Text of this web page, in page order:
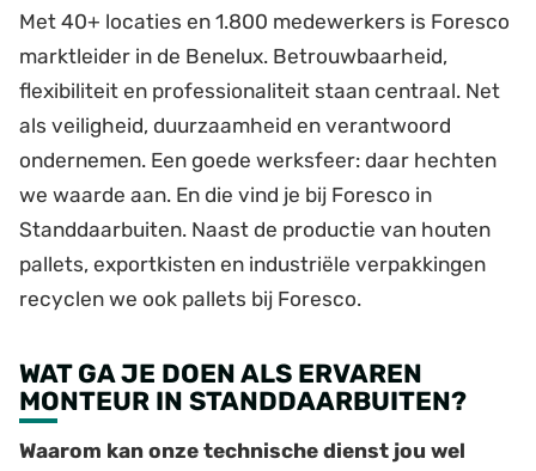
Met 40+ locaties en 1.800 medewerkers is Foresco
marktleider in de Benelux. Betrouwbaarheid,
flexibiliteit en professionaliteit staan centraal. Net
als veiligheid, duurzaamheid en verantwoord
ondernemen. Een goede werksfeer: daar hechten
we waarde aan. En die vind je bij Foresco in
Standdaarbuiten. Naast de productie van houten
pallets, exportkisten en industriële verpakkingen
recyclen we ook pallets bij Foresco.
WAT GA JE DOEN ALS ERVAREN
MONTEUR IN STANDDAARBUITEN?
Waarom kan onze technische dienst jou wel